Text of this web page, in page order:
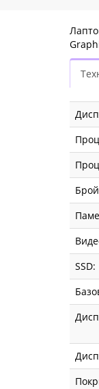
IR
BG
3Y
SSD: